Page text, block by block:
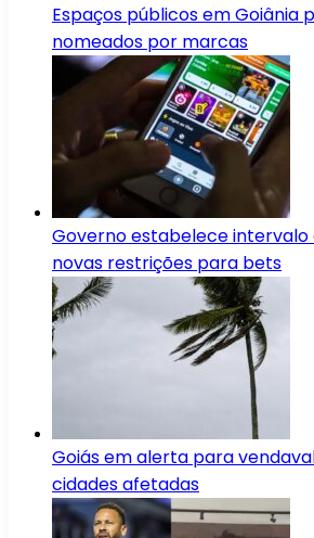
Espaços públicos em Goiânia
nomeados por marcas
Governo estabelece
novas restrições para bets
Goiás em alerta para
cidades afetadas